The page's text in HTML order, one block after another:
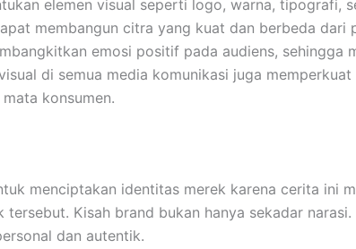
elemen visual seperti logo, warna, tipografi,
membangun citra yang kuat dan berbeda dari
emosi positif pada audiens, sehingga
di semua media komunikasi juga
konsumen.
menciptakan identitas merek karena cerita ini
Kisah brand bukan hanya sekadar
dan autentik.